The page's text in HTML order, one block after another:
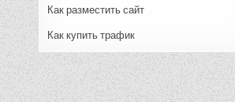
Как разместить сайт
Как купить трафик